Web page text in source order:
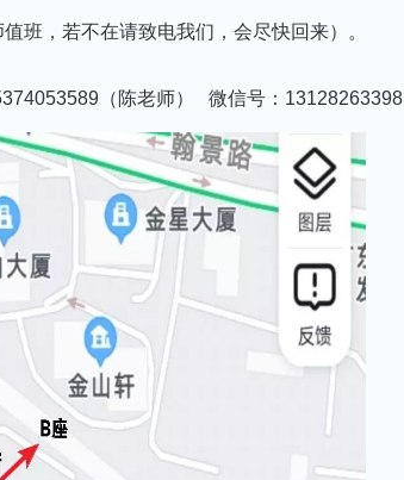
班，若不在请致电我们，会尽快回来）。
（陈老师） 微信号：13128263398